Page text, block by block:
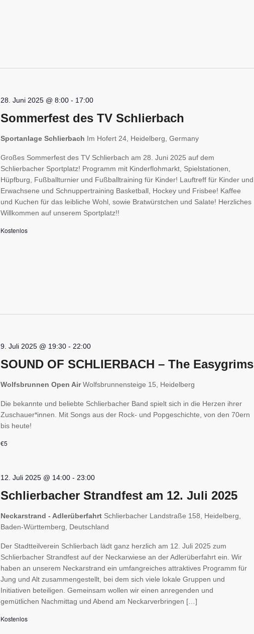
Sommerfest des TV Schlierbach
28. Juni 2025 @ 8:00 - 17:00
Sportanlage Schlierbach Im Hofert 24, Heidelberg, Germany
Großes Sommerfest des TV Schlierbach am 28. Juni 2025 auf dem
Schlierbacher Sportplatz! Programm mit Kinderflohmarkt, Spielstationen,
Hüpfburg, Fußballturnier und Fußballtraining für Kinder! Lauftreff für Kinder und
Erwachsene und Schnuppertraining Basketball, Hockey und Frisbee! Kaffee
und Kuchen für das leibliche Wohl, sowie Bratwürstchen und Salate! Herzliches
Willkommen auf unserem Sportplatz!!
Kostenlos
SOUND OF SCHLIERBACH – The Easygrims
9. Juli 2025 @ 19:30 -22:00
Wolfsbrunnen Open AirWolfsbrunnensteige 15, Heidelberg
Die bekannte und beliebte Schlierbacher Band spielt sich in die Herzen ihrer
Zuschauer*innen. Mit Songs aus der Rock- und Popgeschichte, von den 70ern
bis heute!
€5
Schlierbacher Strandfest am 12. Juli 2025
12. Juli 2025 @ 14:00 - 23:00
Neckarstrand - Adlerüberfahrt Schlierbacher Landstraße 158, Heidelberg,
Baden-Württemberg, Deutschland
Der Stadtteilverein Schlierbach lädt ganz herzlich am 12. Juli 2025 zum
Schlierbacher Strandfest auf der Neckarwiese an der Adlerüberfahrt ein. Wir
haben an unserem Neckarstrand ein umfangreiches attraktives Programm für
Jung und Alt zusammengestellt, bei dem sich viele lokale Gruppen und
Initiativen beteiligen. Gemeinsam wollen wir einen anregenden und
gemütlichen Nachmittag und Abend am Neckarverbringen […]
Kostenlos